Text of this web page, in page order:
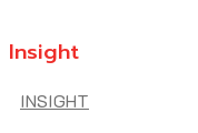
Insight
INSIGHT